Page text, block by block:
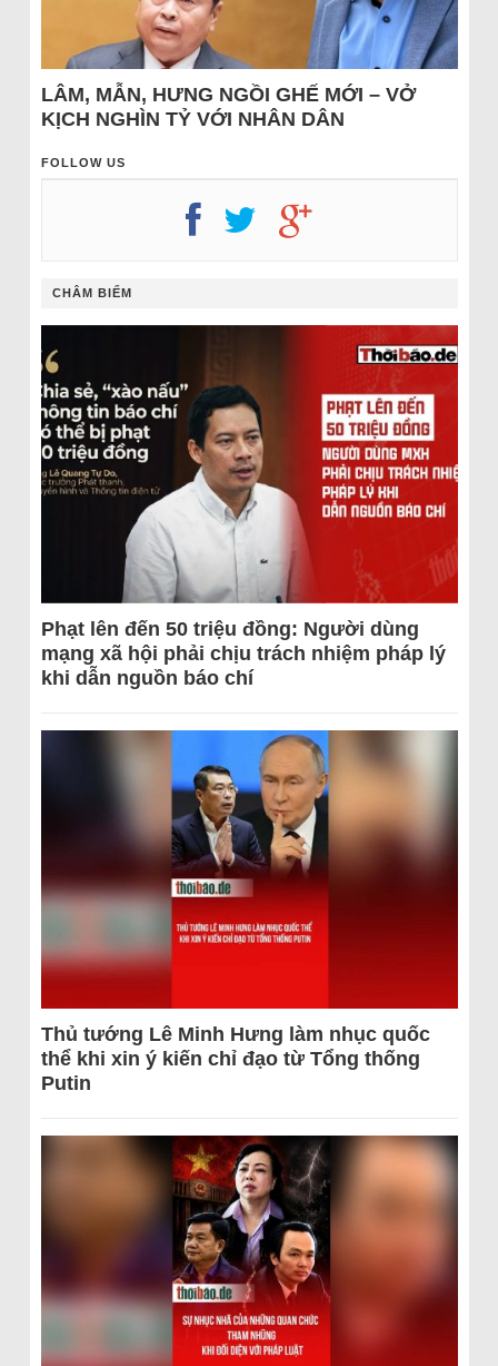
LÂM, MẪN, HƯNG NGỒI GHẾ MỚI – VỞ
KỊCH NGHÌN TỶ VỚI NHÂN DÂN
FOLLOW US
CHÂM BIẾM
Phạt lên đến 50 triệu đồng: Người dùng
mạng xã hội phải chịu trách nhiệm pháp lý
khi dẫn nguồn báo chí
Thủ tướng Lê Minh Hưng làm nhục quốc
thể khi xin ý kiến chỉ đạo từ Tổng thống
Putin